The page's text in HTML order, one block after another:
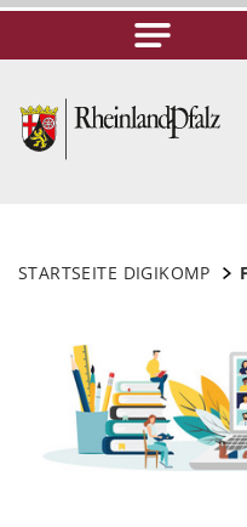
STARTSEITE DIGIKOMP